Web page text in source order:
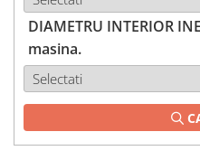
DIAMETRU INTERIOR
masina.